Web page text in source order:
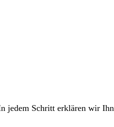
Schritt erklären wir